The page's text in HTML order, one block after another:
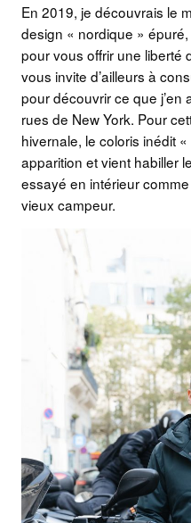
En 2019, je découvrais le
design « nordique »
pour vous offrir une liberté
vous invite d’ailleurs à
pour découvrir ce que j’en
rues de New York. Pour
hivernale, le coloris inédit
apparition et vient habiller
essayé en intérieur
vieux campeur.